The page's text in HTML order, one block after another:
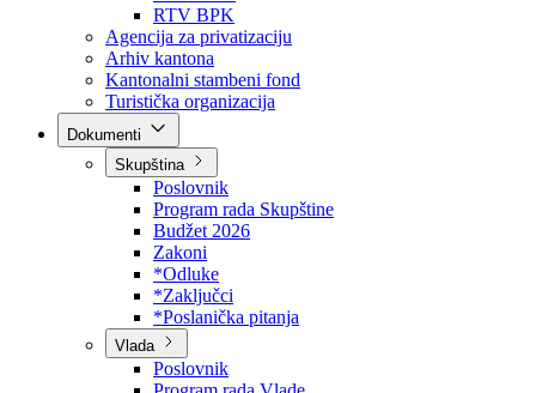
Direkcija za šumarstvo
Javna preduzeća
BPK šume
RTV BPK
Agencija za privatizaciju
Arhiv kantona
Kantonalni stambeni fond
Turistička organizacija
Skupština
Poslovnik
Program rada Skupštine
Budžet 2026
Zakoni
*Odluke
*Zaključci
*Poslanička pitanja